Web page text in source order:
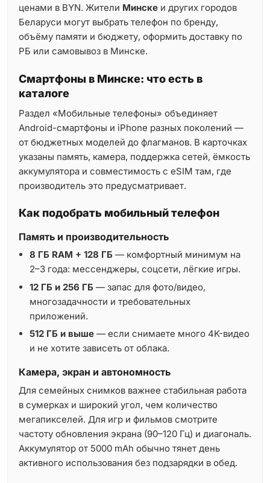
ценами в BYN. Жители Минске и других городов
Беларуси могут выбрать телефон по бренду,
объёму памяти и бюджету, оформить доставку по
РБ или самовывоз в Минске.
Смартфоны в Минске: что есть в
каталоге
Раздел «Мобильные телефоны» объединяет
Android-смартфоны и iPhone разных поколений —
от бюджетных моделей до флагманов. В карточках
указаны память, камера, поддержка сетей, ёмкость
аккумулятора и совместимость с eSIM там, где
производитель это предусматривает.
Как подобрать мобильный телефон
Память и производительность
8 ГБ RAM + 128 ГБ — комфортный минимум на
2–3 года: мессенджеры, соцсети, лёгкие игры.
12 ГБ и 256 ГБ — запас для фото/видео,
многозадачности и требовательных
приложений.
512 ГБ и выше — если снимаете много 4K-видео
и не хотите зависеть от облака.
Камера, экран и автономность
Для семейных снимков важнее стабильная работа
в сумерках и широкий угол, чем количество
мегапикселей. Для игр и фильмов смотрите
частоту обновления экрана (90–120 Гц) и диагональ.
Аккумулятор от 5000 mAh обычно тянет день
активного использования без подзарядки в обед.